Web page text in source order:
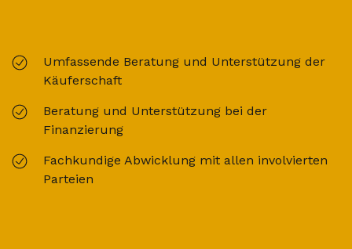
Umfassende Beratung und Unterstützung der
Käuferschaft
Beratung und Unterstützung bei der
Finanzierung
Fachkundige Abwicklung mit allen involvierten
Parteien